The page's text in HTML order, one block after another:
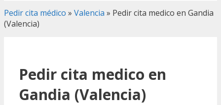
Pedir cita médico » Valencia » Pedir cita medico en Gandia
(Valencia)
Pedir cita medico en
Gandia (Valencia)